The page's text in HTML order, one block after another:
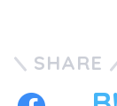
SHARE